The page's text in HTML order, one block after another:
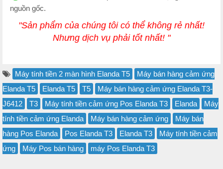
nguồn gốc.
"Sản phẩm của chúng tôi có thể không rẻ nhất!
Nhưng dịch vụ phải tốt nhất! "
Máy tính tiền 2 màn hình Elanda T5
Máy bán hàng cảm ứng
Elanda T5
Elanda T5 T5
Máy bán hàng cảm ứng Elanda T3-
J6412
T3 Máy tính tiền cảm ứng Pos Elanda T3 Elanda
Máy
tính tiền cảm ứng Elanda
Máy bán hàng cảm ứng
Máy bán
hàng Pos Elanda
Pos Elanda T3 Elanda T3
Máy tính tiền cảm
ứng
Máy Pos bán hàng máy Pos Elanda T3